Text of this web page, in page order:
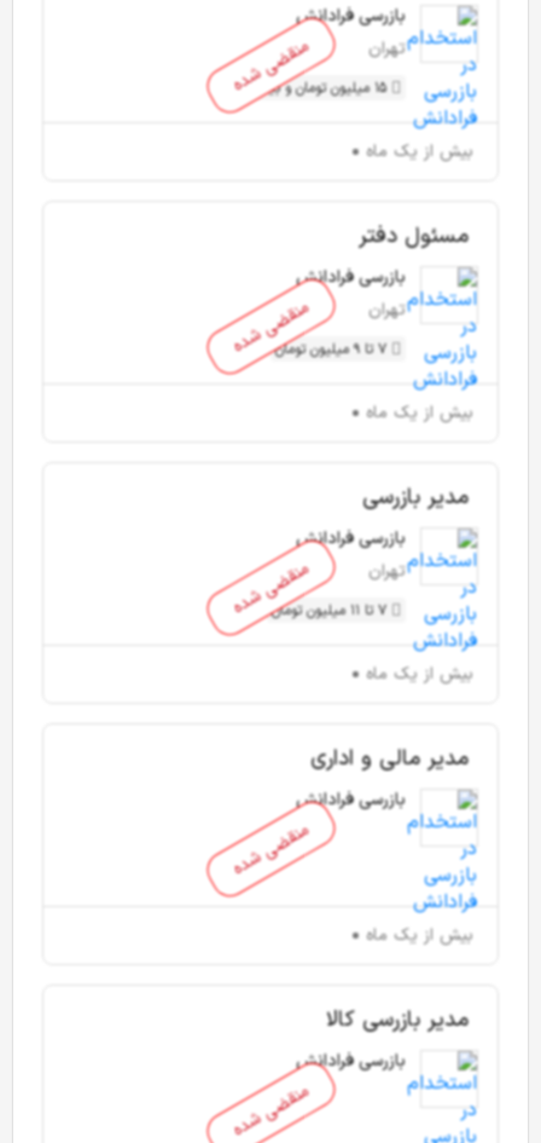
منقضی شده
بازرسی فرادانش
تهران
15 میلیون تومان و بیشتر
بیش از یک ماه
منقضی شده
مسئول دفتر
بازرسی فرادانش
تهران
7 تا 9 میلیون تومان
بیش از یک ماه
منقضی شده
مدیر بازرسی
بازرسی فرادانش
تهران
7 تا 11 میلیون تومان
بیش از یک ماه
منقضی شده
مدیر مالی و اداری
بازرسی فرادانش
بیش از یک ماه
منقضی شده
مدیر بازرسی کالا
بازرسی فرادانش